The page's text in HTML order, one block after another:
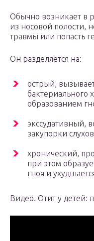
Обычно возникает в
из носовой полости,
травмы или попасть
Он разделяется на:
острый,
бактериального
образованием
экссудативный,
закупорки
хронический,
при этом
гноя и
Видео. Отит у детей: